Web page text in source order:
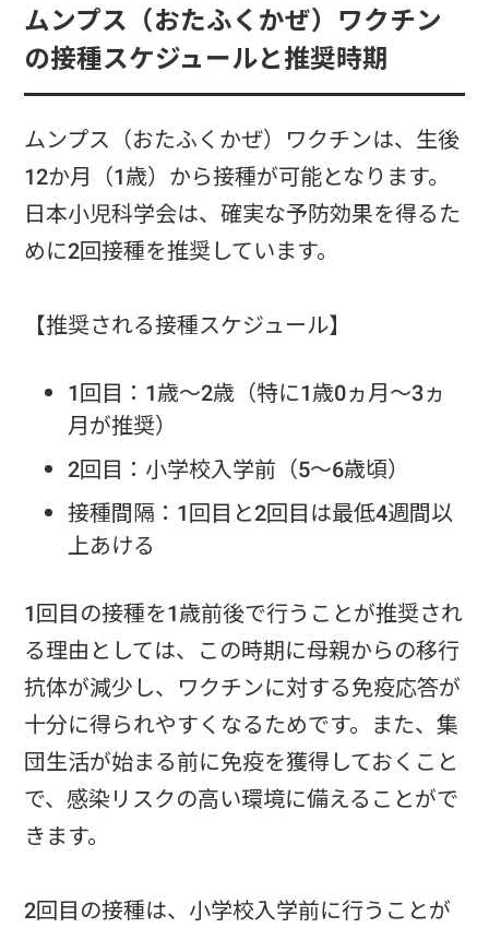
ムンプス（おたふくかぜ）ワクチン
の接種スケジュールと推奨時期
ムンプス（おたふくかぜ）ワクチンは、生後
12か月（1歳）から接種が可能となります。
日本小児科学会は、確実な予防効果を得るた
めに2回接種を推奨しています。
【推奨される接種スケジュール】
1回目：1歳～2歳（特に1歳0ヵ月～3ヵ
月が推奨）
2回目：小学校入学前（5～6歳頃）
接種間隔：1回目と2回目は最低4週間以
上あける
1回目の接種を1歳前後で行うことが推奨され
る理由としては、この時期に母親からの移行
抗体が減少し、ワクチンに対する免疫応答が
十分に得られやすくなるためです。また、集
団生活が始まる前に免疫を獲得しておくこと
で、感染リスクの高い環境に備えることがで
きます。
2回目の接種は、小学校入学前に行うことが